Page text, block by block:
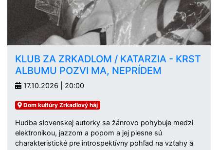
KLUB ZA ZRKADLOM / KATARZIA - KRST
ALBUMU POZVI MA, NEPRÍDEM
17.10.2026 | 20:00
Dom kultúry Zrkadlový háj
Hudba slovenskej autorky sa žánrovo pohybuje medzi
elektronikou, jazzom a popom a jej piesne sú
charakteristické pre introspektívny pohľad na vzťahy a